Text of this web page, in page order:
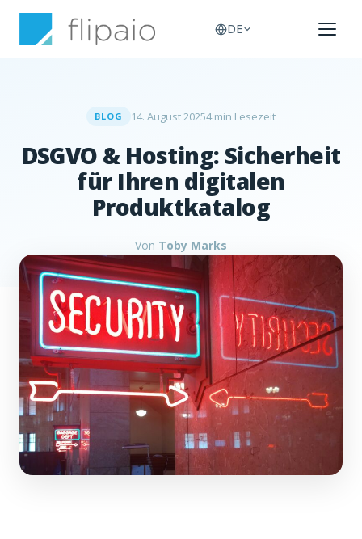
DE
BLOG 14. August 20254 min Lesezeit
DSGVO & Hosting: Sicherheit
für Ihren digitalen
Produktkatalog
Von Toby Marks